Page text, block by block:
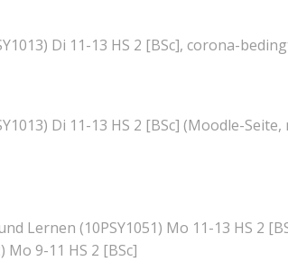
Di 11-13 HS 2 [BSc], corona-
Di 11-13 HS 2 [BSc] (Moodle-
Lernen (10PSY1051) Mo 11-13 HS 2
Mo 9-11 HS 2 [BSc]